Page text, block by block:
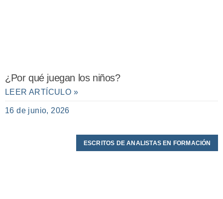
¿Por qué juegan los niños?
LEER ARTÍCULO »
16 de junio, 2026
ESCRITOS DE ANALISTAS EN FORMACIÓN